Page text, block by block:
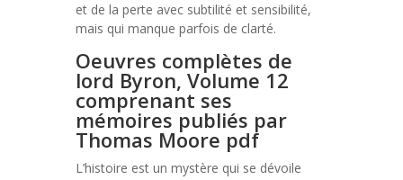
et de la perte avec subtilité et sensibilité,
mais qui manque parfois de clarté.
Oeuvres complètes de
lord Byron, Volume 12
comprenant ses
mémoires publiés par
Thomas Moore pdf
L’histoire est un mystère qui se dévoile